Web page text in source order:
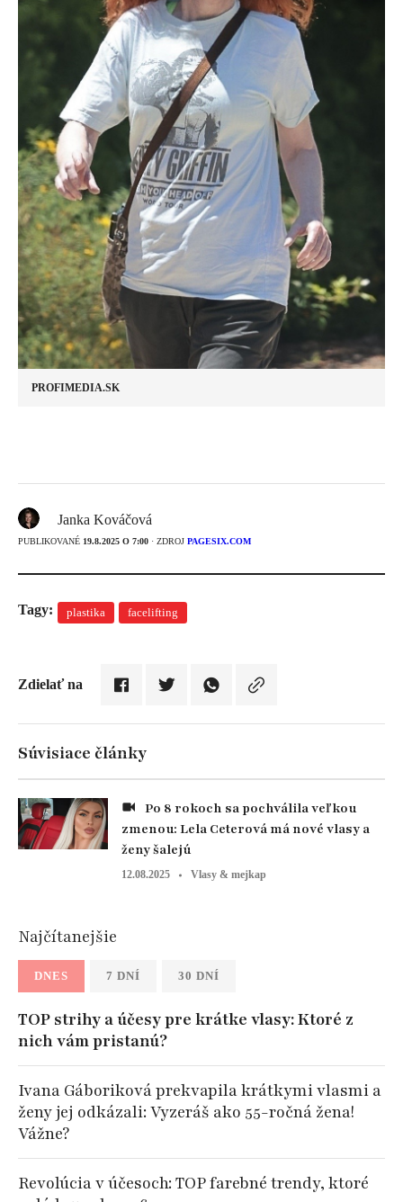
PROFIMEDIA.SK
Janka Kováčová
PUBLIKOVANÉ 19.8.2025 O 7:00 · ZDROJ PAGESIX.COM
Tagy: plastika facelifting
Zdielať na
Súvisiace články
zmenou: Lela Ceterová má nové vlasy a
ženy šalejú
12.08.2025 Vlasy & mejkap
Najčítanejšie
DNES 7 DNÍ 30 DNÍ
TOP strihy a účesy pre krátke vlasy: Ktoré z
nich vám pristanú?
Ivana Gáboriková prekvapila krátkymi vlasmi a
ženy jej odkázali: Vyzeráš ako 55-ročná žena!
Vážne?
Revolúcia v účesoch: TOP farebné trendy, ktoré